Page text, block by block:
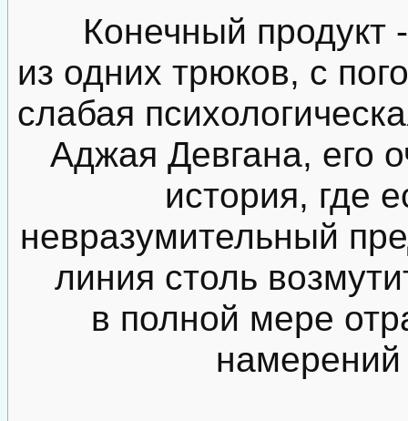
Конечный
из одних трюков, с
слабая
Аджая Девгана, его
история, где
невразумительный
линия столь
в полной мере
намерений